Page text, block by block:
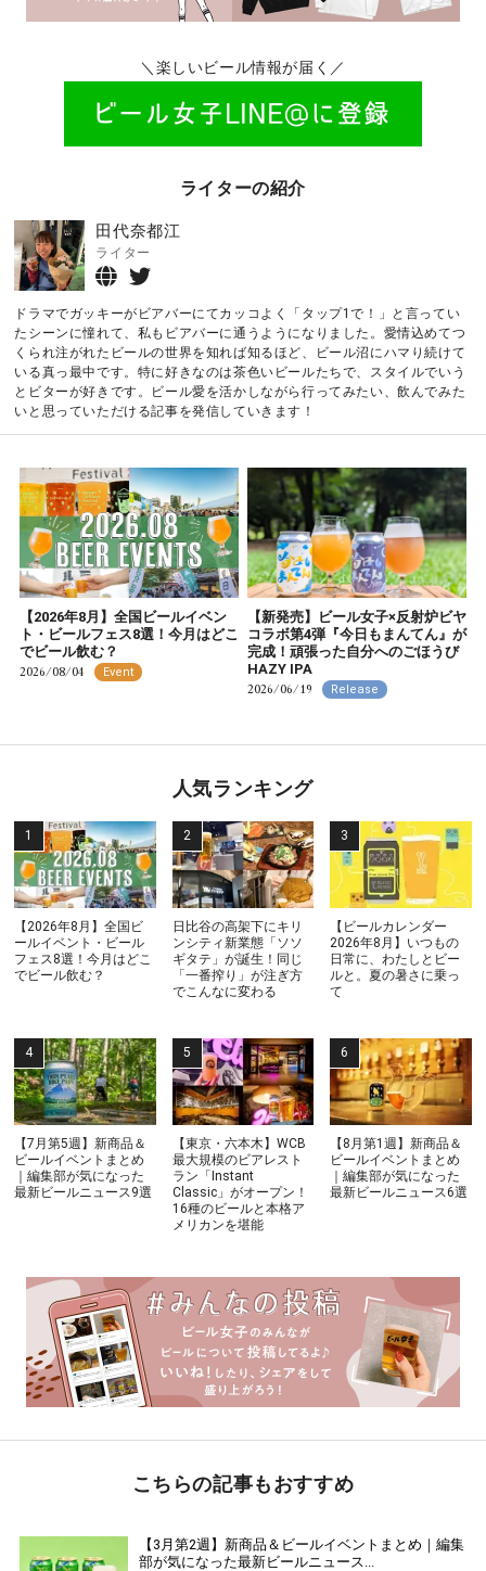
＼楽しいビール情報が届く／
ライターの紹介
田代奈都江
ライター
ドラマでガッキーがビアバーにてカッコよく「タップ1で！」と言ってい
たシーンに憧れて、私もビアバーに通うようになりました。愛情込めてつ
くられ注がれたビールの世界を知れば知るほど、ビール沼にハマり続けて
いる真っ最中です。特に好きなのは茶色いビールたちで、スタイルでいう
とビターが好きです。ビール愛を活かしながら行ってみたい、飲んでみた
いと思っていただける記事を発信していきます！
【2026年8月】全国ビールイベン
ト・ビールフェス8選！今月はどこ
でビール飲む？
2026/08/04 Event
【新発売】ビール女子×反射炉ビヤ
コラボ第4弾『今日もまんてん』が
完成！頑張った自分へのごほうび
HAZY IPA
2026/06/19 Release
人気ランキング
【2026年8月】全国ビ
ールイベント・ビール
フェス8選！今月はどこ
でビール飲む？
日比谷の高架下にキリ
ンシティ新業態「ソソ
ギタテ」が誕生！同じ
「一番搾り」が注ぎ方
でこんなに変わる
【ビールカレンダー
2026年8月】いつもの
日常に、わたしとビー
ルと。夏の暑さに乗っ
て
【7月第5週】新商品＆
ビールイベントまとめ
｜編集部が気になった
最新ビールニュース9選
【東京・六本木】WCB
最大規模のビアレスト
ラン「Instant
Classic」がオープン！
16種のビールと本格ア
メリカンを堪能
【8月第1週】新商品＆
ビールイベントまとめ
｜編集部が気になった
最新ビールニュース6選
こちらの記事もおすすめ
【3月第2週】新商品＆ビールイベントまとめ｜編集
部が気になった最新ビールニュース...